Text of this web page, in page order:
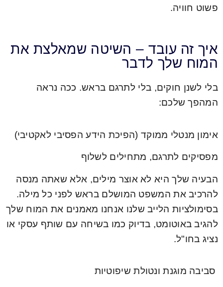
פשוט חוויה.
איך זה עובד – השיטה שמאלצת את
המוח שלך לדבר
בלי לשנן חוקים, בלי לתרגם בראש. ככה נראה
המהפך שלכם:
אימון מנטלי ממוקד (הפיכת הידע הפסיבי לאקטיבי)
מפסיקים לתרגם, מתחילים לשלוף
הבעיה שלך היא לא אוצר מילים, אלא שאתה מנסה
להרכיב את המשפט המושלם בראש לפני כל מילה.
בסימולציות הלייב שלנו אנחנו מאמנים את המוח שלך
להגיב באוטומט, בדיוק כמו בשיחה עם שותף עסקי או
נציג בחו"ל.
סביבה מוגנת ונטולת שיפוטיות